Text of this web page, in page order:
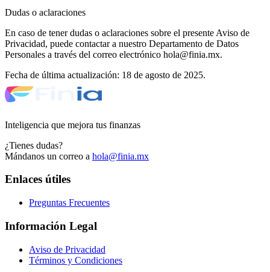
Dudas o aclaraciones
En caso de tener dudas o aclaraciones sobre el presente Aviso de
Privacidad, puede contactar a nuestro Departamento de Datos
Personales a través del correo electrónico hola@finia.mx.
Fecha de última actualización: 18 de agosto de 2025.
Inteligencia que mejora tus finanzas
¿Tienes dudas?
Mándanos un correo a hola@finia.mx
Enlaces útiles
Preguntas Frecuentes
Información Legal
Aviso de Privacidad
Términos y Condiciones